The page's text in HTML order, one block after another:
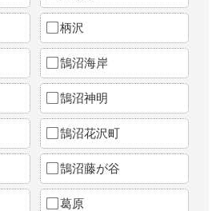
柄沢
鵠沼海岸
鵠沼神明
鵠沼花沢町
鵠沼藤が谷
葛原